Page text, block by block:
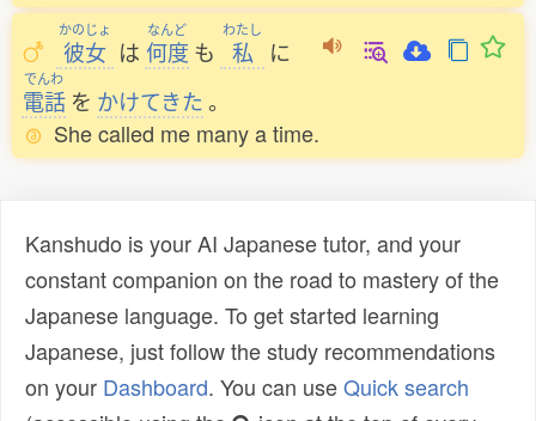
かのじょ
彼女 は
なんど
何度 も
わたし
私 に
でんわ
電話 を かけてきた。
She called me many a time.
Kanshudo is your AI Japanese tutor, and your
constant companion on the road to mastery of the
Japanese language. To get started learning
Japanese, just follow the study recommendations
on your Dashboard. You can useQuick search